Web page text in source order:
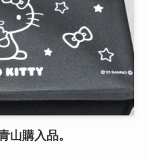
購入品。